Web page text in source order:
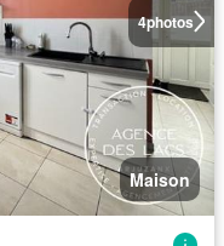
4photos
Maison